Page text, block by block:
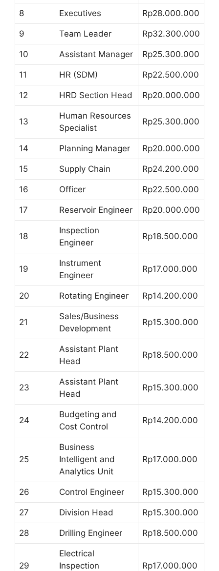
8 Executives Rp28.000.000
9 Team Leader Rp32.300.000
10 Assistant Manager Rp25.300.000
11 HR (SDM) Rp22.500.000
12 HRD Section Head Rp20.000.000
13
Human Resources
Specialist
Rp25.300.000
14 Planning Manager Rp20.000.000
15 Supply Chain Rp24.200.000
16 Officer Rp22.500.000
17 Reservoir Engineer Rp20.000.000
18
Inspection
Engineer
Rp18.500.000
19
Instrument
Engineer
Rp17.000.000
20 Rotating Engineer Rp14.200.000
21
Sales/Business
Development
Rp15.300.000
22
Assistant Plant
Head
Rp18.500.000
23
Assistant Plant
Head
Rp15.300.000
24
Budgeting and
Cost Control
Rp14.200.000
25
Business
Intelligent and
Analytics Unit
Rp17.000.000
26 Control Engineer Rp15.300.000
27 Division Head Rp15.300.000
28 Drilling Engineer Rp18.500.000
29
Electrical
Inspection
Rp17.000.000